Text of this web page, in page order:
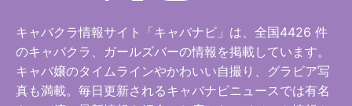
キャバクラ情報サイト「キャバナビ」は、全国4426 件
のキャバクラ、ガールズバーの情報を掲載しています。
キャバ嬢のタイムラインやかわいい自撮り、グラビア写
真も満載。毎日更新されるキャバナビニュースでは有名